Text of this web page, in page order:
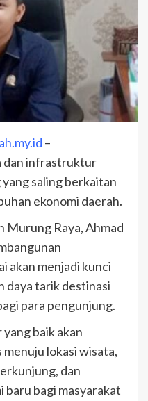
–
dan infrastruktur
saling berkaitan
ekonomi daerah.
Murung Raya, Ahmad
akan menjadi kunci
daya tarik destinasi
para pengunjung.
baik akan
lokasi wisata,
dan
baru bagi masyarakat